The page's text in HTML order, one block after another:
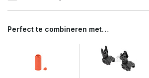
Perfect te combineren met…